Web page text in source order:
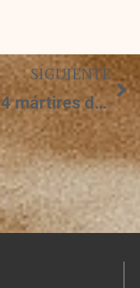
SIGUIENTE
104 mártires de Cristo